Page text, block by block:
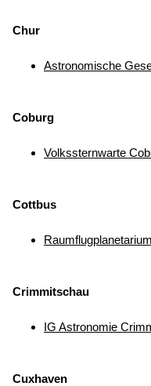
Chur
Astronomische
Coburg
Volkssternwarte
Cottbus
Crimmitschau
IG Astronomie
Cuxhaven